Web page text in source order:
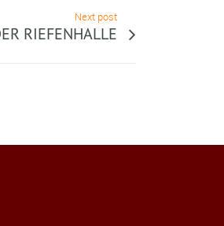
Next post
RIEFENHALLE